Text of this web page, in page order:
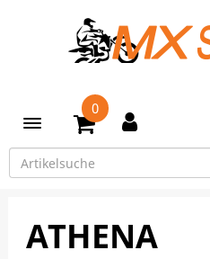
Toggle navigation
0
ATHENA